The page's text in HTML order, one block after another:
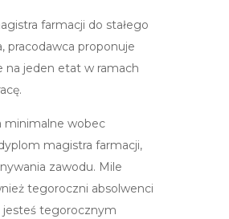
farmacji do stałego
pracodawca proponuje
na jeden etat w ramach
minimalne wobec
magistra farmacji,
zawodu. Mile
tegoroczni absolwenci
jesteś tegorocznym